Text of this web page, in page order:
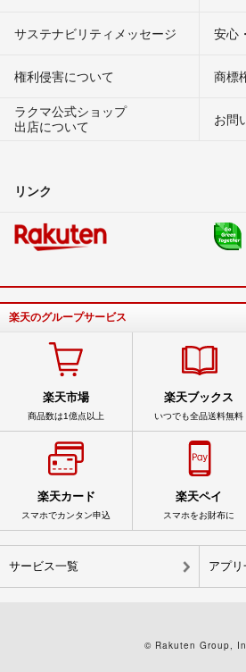
サステナビリティメッセージ 安心
権利侵害について
商標
ラクマ公式ショップ
出店について
お問
リンク
楽天のグループサービス
楽天市場
商品数は1億点以上
楽天ブックス
いつでも全品送料無料
楽天カード
スマホでカンタン申込
楽天ペイ
スマホをお財布に
サービス一覧 アプリ
© Rakuten Group,